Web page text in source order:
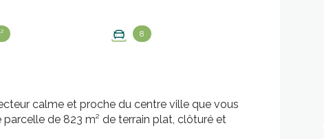
8
calme et proche du centre ville que vous
de 823 m² de terrain plat, clôturé et